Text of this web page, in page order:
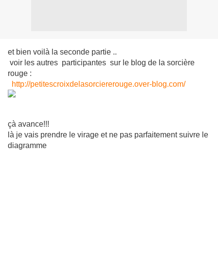
et bien voilà la seconde partie ..
voir les autres participantes sur le blog de la sorcière
rouge :
http://petitescroixdelasorciererouge.over-blog.com/
çà avance!!!
là je vais prendre le virage et ne pas parfaitement suivre le
diagramme